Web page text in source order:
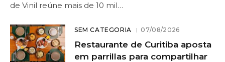
de Vinil reúne mais de 10 mil…
SEM CATEGORIA 07/08/2026
Restaurante de Curitiba aposta
em parrillas para compartilhar